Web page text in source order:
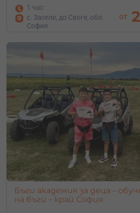
1 час
с. Заселе, до Своге, обл.
София
от
Бъги академия за деца –
на бъги – край София